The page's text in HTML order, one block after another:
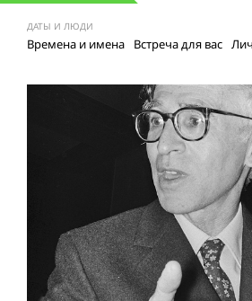
ДАТЫ И ЛЮДИ
Времена и имена Встреча для вас